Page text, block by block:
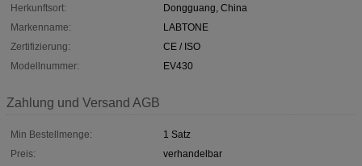
Herkunftsort:
Dongguang, China
Markenname:
LABTONE
Zertifizierung:
CE / ISO
Modellnummer:
EV430
Zahlung und Versand AGB
Min Bestellmenge:
1 Satz
Preis:
verhandelbar